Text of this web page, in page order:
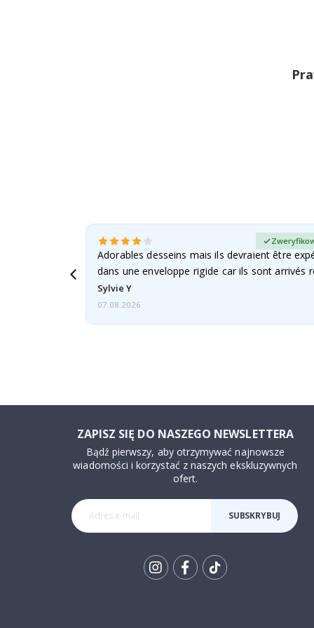
Adorables desseins mais ils devraient être
dans une enveloppe rigide car ils sont arrivés
Sylvie Y
07.08.2026
ZAPISZ SIĘ DO NASZEGO NEWSLETTERA
Bądź pierwszy, aby otrzymywać najnowsze
wiadomości i korzystać z naszych ekskluzywnych
ofert.
SUBSKRYBUJ